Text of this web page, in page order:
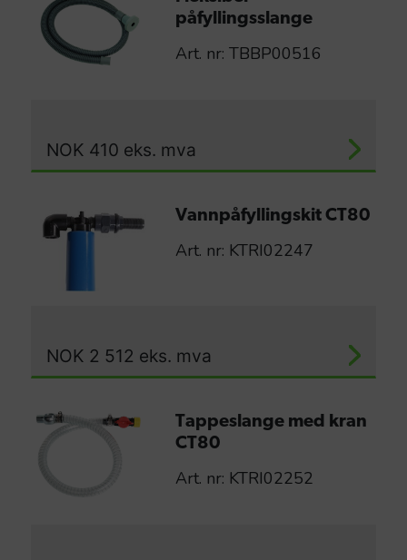
påfyllingsslange
Art. nr: TBBP00516
NOK 410 eks. mva
Vannpåfyllingskit CT80
Art. nr: KTRI02247
NOK 2 512 eks. mva
Tappeslange med kran
CT80
Art. nr: KTRI02252